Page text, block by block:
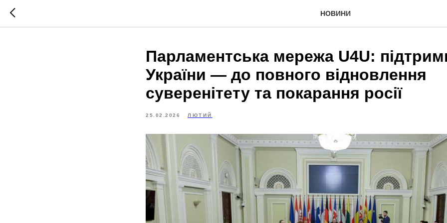
НОВИНИ
Парламентська мережа U4U:
України — до повного відновлення
суверенітету та покарання росії
25.02.2026 ЛЮТИЙ